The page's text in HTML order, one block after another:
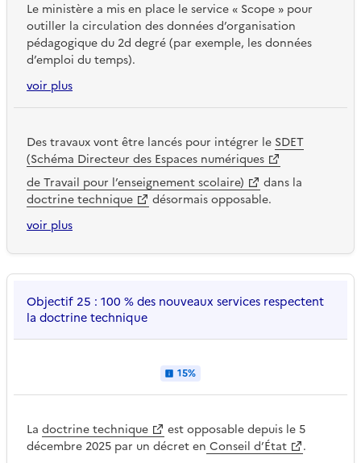
Le ministère a mis en place le service « Scope » pour
outiller la circulation des données d’organisation
pédagogique du 2d degré (par exemple, les données
d’emploi du temps).
voir plus
Des travaux vont être lancés pour intégrer le SDET
(Schéma Directeur des Espaces numériques
de Travail pour l’enseignement scolaire)
dans la
doctrine technique
désormais opposable.
voir plus
Objectif 25 : 100 % des nouveaux services respectent
la doctrine technique
15%
La doctrine technique
est opposable depuis le 5
décembre 2025 par un décret en Conseil d’État
.